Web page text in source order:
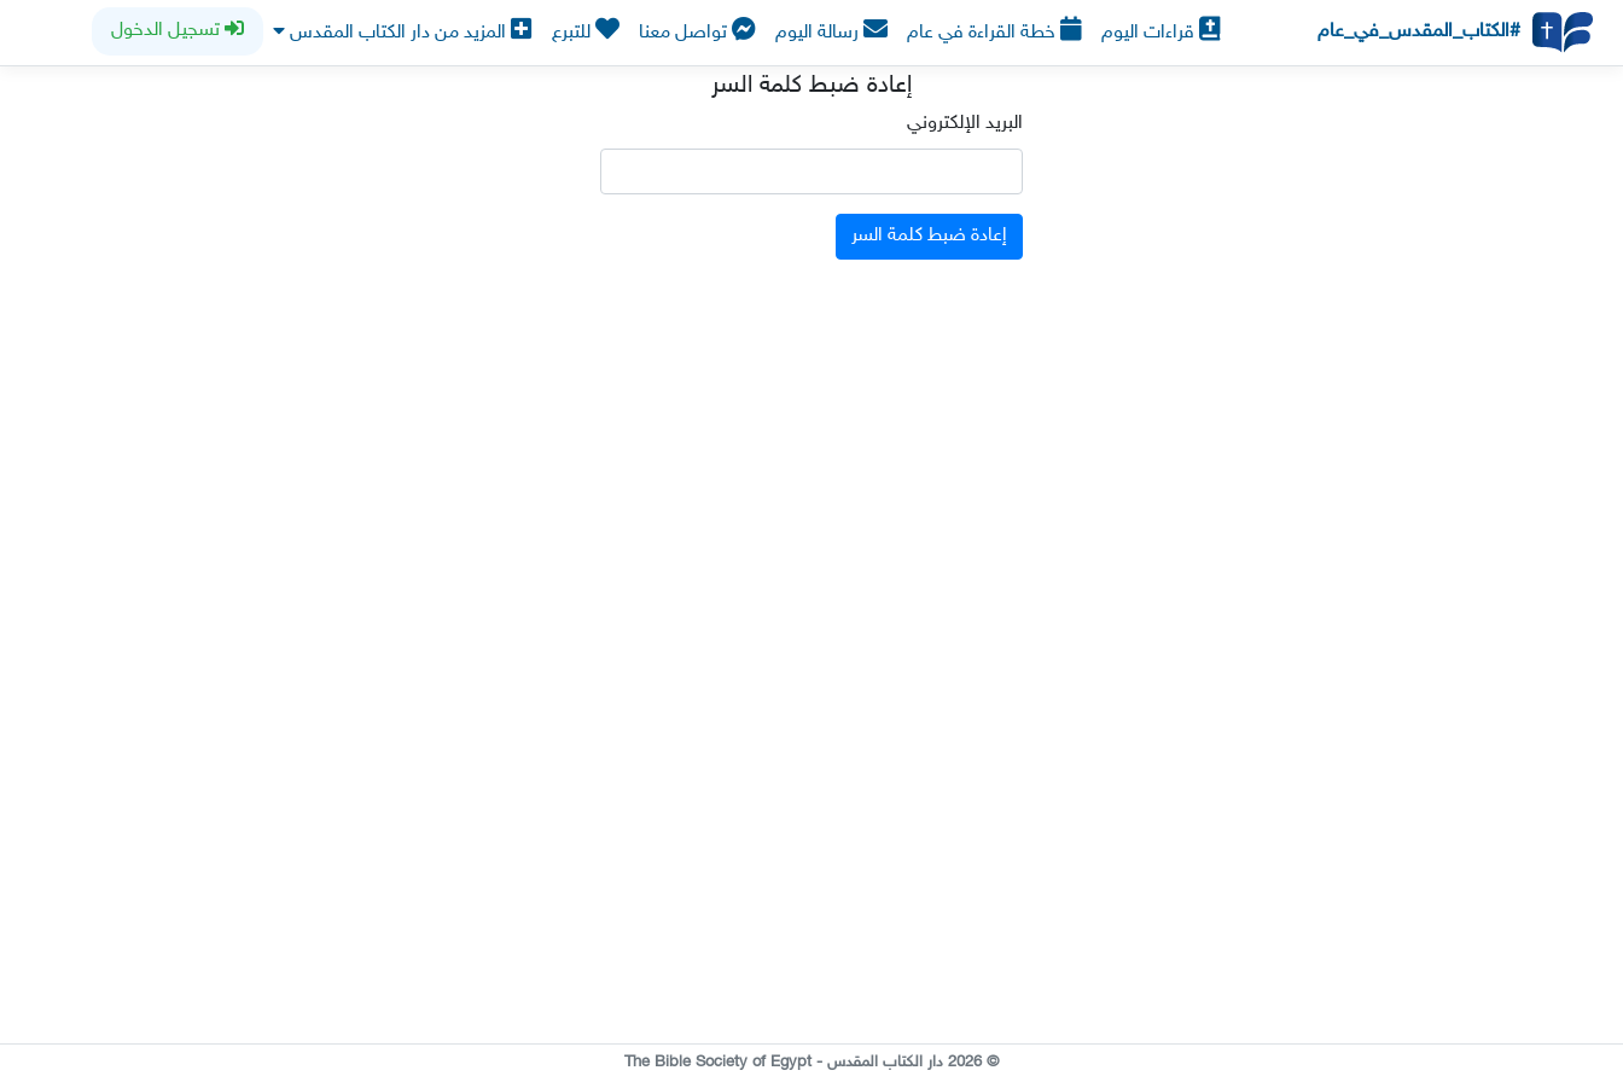
#الكتاب_المقدس_في_عام قراءات اليوم خطة القراءة في عام رسالة اليوم تواصل معنا للتبرع المزيد من دار الكتاب المقدس تسجيل الدخول
إعادة ضبط كلمة السر
البريد الإلكتروني
إعادة ضبط كلمة السر
© 2026 دار الكتاب المقدس - The Bible Society of Egypt